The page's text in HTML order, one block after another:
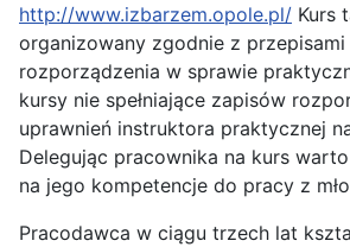
http://www.izbarzem.opole.pl/ Kurs
organizowany zgodnie z
rozporządzenia w sprawie
kursy nie spełniające zapisów
uprawnień instruktora praktycznej
Delegując pracownika na kurs
na jego kompetencje do pracy z
Pracodawca w ciągu trzech lat